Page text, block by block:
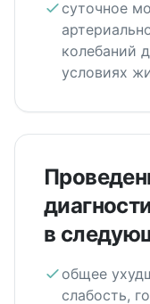
суточное
колебаний
условиях
в
общее
слабость,